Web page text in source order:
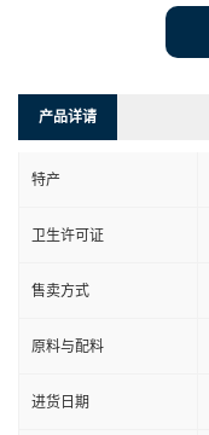
产品详请
特产
卫生许可证
售卖方式
原料与配料
进货日期